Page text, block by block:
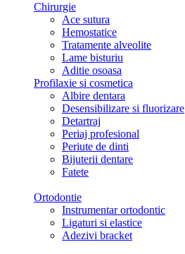
Chirurgie
Ace sutura
Hemostatice
Tratamente alveolite
Lame bisturiu
Aditie osoasa
Profilaxie si cosmetica
Albire dentara
Desensibilizare si fluorizare
Detartraj
Periaj profesional
Periute de dinti
Bijuterii dentare
Fatete
Ortodontie
Instrumentar ortodontic
Ligaturi si elastice
Adezivi bracket